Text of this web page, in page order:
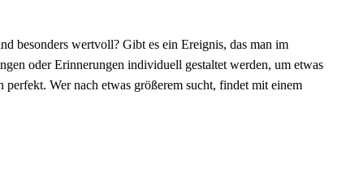
besonders wertvoll? Gibt es ein Ereignis, das man im
oder Erinnerungen individuell gestaltet werden, um etwas
Wer nach etwas größerem sucht, findet mit einem